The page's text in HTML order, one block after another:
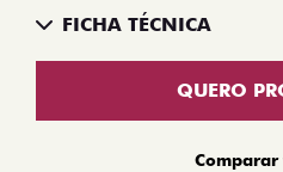
FICHA TÉCNICA
QUERO
Comparar